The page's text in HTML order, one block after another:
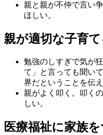
親と親が不仲で言い
ほしい。
親が適切な子育
勉強のしすぎで気が
て」と言っても聞い
界だということを伝え
親がよく叩く。叩く
しい。
医療福祉に家族